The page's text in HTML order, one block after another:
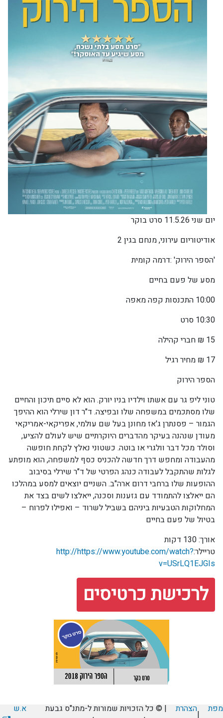
יום שני 11.5.26 סרט בוקר
אודיטוריום עירוני, מנחם בגין 2
'הספר הירוק' :דרמה קומית
מסע של פעם בחיים
10:00 התכנסות קפה מאפה
10:30 סרט
15 ₪ חברי קהילה
17 ₪ מחיר רגיל
הספר הירוק
טוני ליפ גר עם אשתו וילדיו בניו יורק. הוא לא סיים תיכון והחיים
שלו מסתכמים במשפחה שלו ובפיצה. ד"ר דון שירלי הוא ההיפך
הגמור – פסנתרן ג'אז מחונן בעל שם עולמי, אפריקאי-אמריקאי
מעודן שנהנה בעיקר מהדברים היוקרתיים שיש לעולם להציע,
וסולד מכל דבר וולגרי או בוטה. כשטוני נאלץ לקחת חופשה
מהעבודה ומחפש דרך חדשה להכניס כסף למשפחה, הוא מופתע
לגלות שהתקבל לעבודה כנהג הפרטי של ד"ר שירלי בסיבוב
ההופעות שלו ברחבי דרום ארה"ב. השניים יוצאים למסע במהלכו
הם ייאלצו להתמודד עם גזענות וסכנה, ייאלצו לשים בצד את
המחלוקות הטבעיות ביניהם בשביל לשרוד – ואפילו לפרוח –
בטיול של פעם בחיים
אורך: 130 דקות
טריילר:http://https://www.youtube.com/watch?
v=USrLQ1EJGIs
לרכישת כרטיסים
מפת
|הצהרת
| © כל הזכויות שמורות ל-מתנ"ס גבעת
א.ש